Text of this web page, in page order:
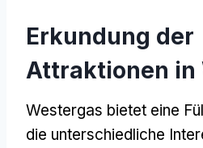
Erkundung der
Attraktionen in
Westergas bietet eine
die unterschiedliche